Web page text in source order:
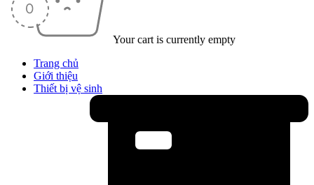
Your cart is currently empty
Trang chủ
Giới thiệu
Thiết bị vệ sinh